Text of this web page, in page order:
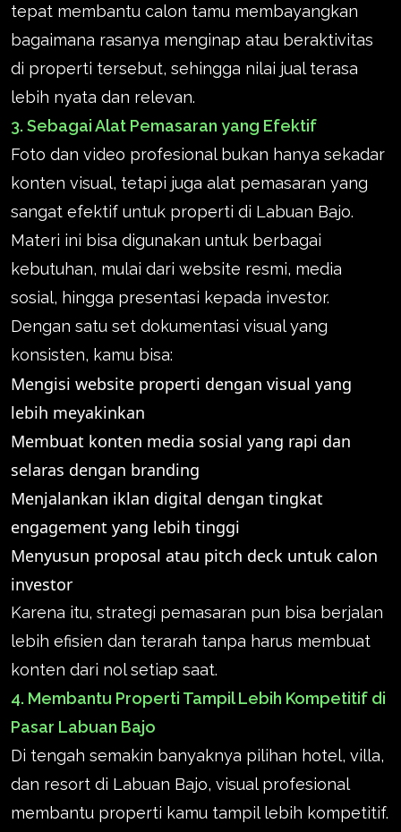
tepat membantu calon tamu membayangkan
bagaimana rasanya menginap atau beraktivitas
di properti tersebut, sehingga nilai jual terasa
lebih nyata dan relevan.
3. Sebagai Alat Pemasaran yang Efektif
Foto dan video profesional bukan hanya sekadar
konten visual, tetapi juga alat pemasaran yang
sangat efektif untuk properti di Labuan Bajo.
Materi ini bisa digunakan untuk berbagai
kebutuhan, mulai dari website resmi, media
sosial, hingga presentasi kepada investor.
Dengan satu set dokumentasi visual yang
konsisten, kamu bisa:
Mengisi website properti dengan visual yang
lebih meyakinkan
Membuat konten media sosial yang rapi dan
selaras dengan branding
Menjalankan iklan digital dengan tingkat
engagement yang lebih tinggi
Menyusun proposal atau pitch deck untuk calon
investor
Karena itu, strategi pemasaran pun bisa berjalan
lebih efisien dan terarah tanpa harus membuat
konten dari nol setiap saat.
4. Membantu Properti Tampil Lebih Kompetitif di
Pasar Labuan Bajo
Di tengah semakin banyaknya pilihan hotel, villa,
dan resort di Labuan Bajo, visual profesional
membantu properti kamu tampil lebih kompetitif.